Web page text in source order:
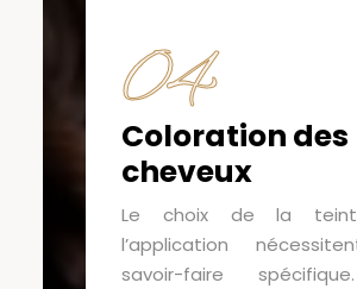
04
Coloration des
cheveux
Le choix de la
l’application
savoir-faire